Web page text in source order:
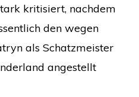
kritisiert, nachdem
den wegen
als Schatzmeister
angestellt